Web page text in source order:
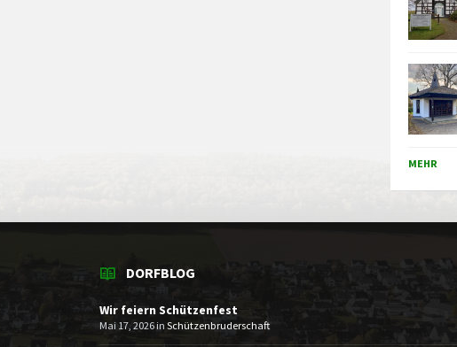
MEHR
DORFBLOG
Wir feiern Schützenfest
Mai 17, 2026in Schützenbruderschaft